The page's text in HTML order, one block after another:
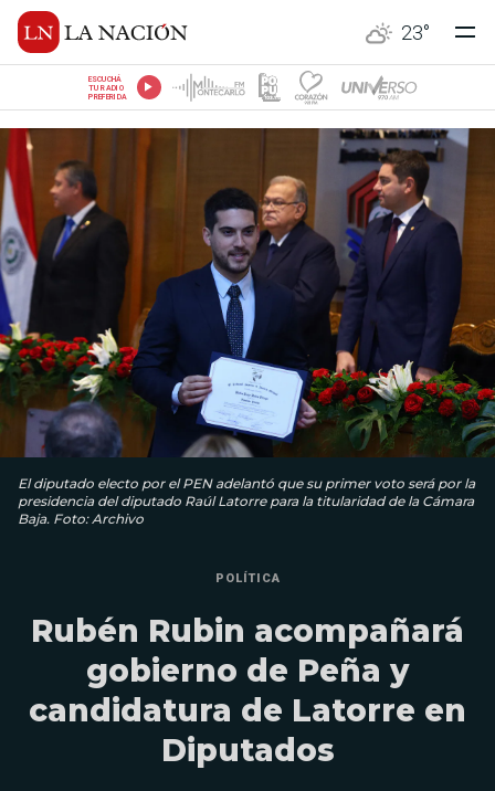
23°
ESCUCHÁ
TU RADIO
PREFERIDA
El diputado electo por el PEN adelantó que su primer voto será por la
presidencia del diputado Raúl Latorre para la titularidad de la Cámara
Baja. Foto: Archivo
POLÍTICA
Rubén Rubin acompañará
gobierno de Peña y
candidatura de Latorre en
Diputados